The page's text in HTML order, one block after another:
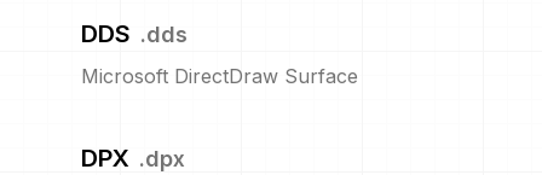
DDS .dds
Microsoft DirectDraw Surface
DPX .dpx